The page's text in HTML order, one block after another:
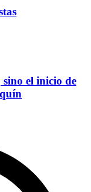
el inicio de